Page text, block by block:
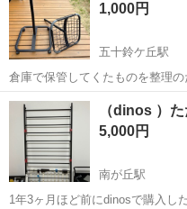
1,000円
五十鈴ケ丘駅
倉庫で保管してくたものを整理
120cm 横：奥行きとも50cm （
目立った傷はありません。 キャ
が置けます。2分割できるの...
三重 伊勢市 五十鈴ケ丘
（dinos ）
5,000円
南が丘駅
1年3ヶ月ほど前にdinosで購入し